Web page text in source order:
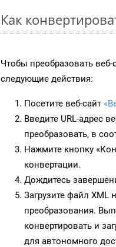
Как
Чтобы преобразовать
следующие действия:
Посетите веб-сайт
Введите URL-адрес
преобразовать, в
Нажмите кнопку
конвертации.
Дождитесь
Загрузите файл XML
преобразования.
конвертировать и
для автономного